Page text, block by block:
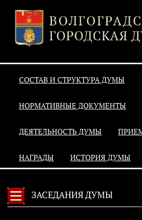
СОСТАВ И СТРУКТУРА ДУМЫ
НОРМАТИВНЫЕ ДОКУМЕНТЫ
ДЕЯТЕЛЬНОСТЬ ДУМЫ
НАГРАДЫ ИСТОРИЯ ДУМЫ
ЗАСЕДАНИЯ ДУМЫ